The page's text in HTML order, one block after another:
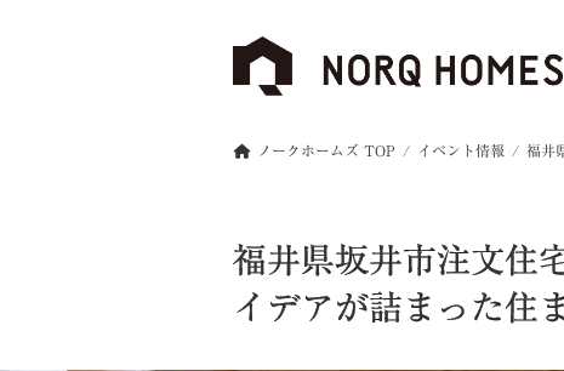
ノークホームズ TOP イベント情報 福井
福井県坂井市注文住
イデアが詰まった住